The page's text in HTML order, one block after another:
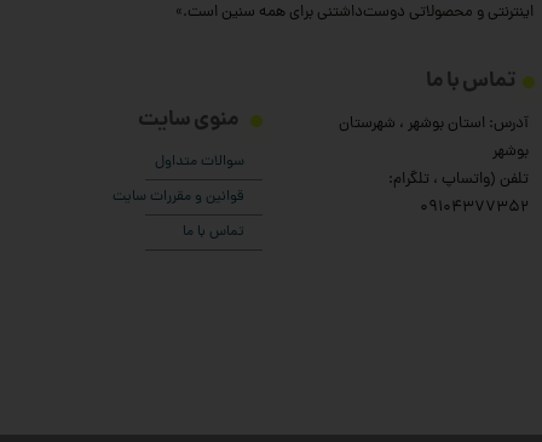
اینترنتی و محصولاتی دوست‌داشتنی برای همه سنین است.»
منوی سایت
سوالات متداول
قوانین و مقررات سایت
تماس با ما
تماس با ما
آدرس: استان بوشهر ، شهرستان
بوشهر
تلفن (واتساپ ، تلگرام:
۰9104377352